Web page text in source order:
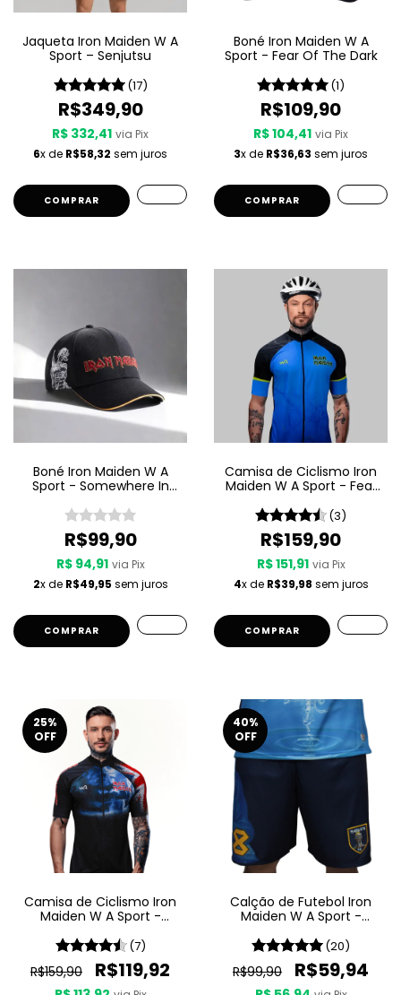
Jaqueta Iron Maiden W A
Sport – Senjutsu
(17)
R$349,90
R$ 332,41 via Pix
6x de R$58,32 sem juros
COMPRAR
Boné Iron Maiden W A
Sport - Fear Of The Dark
(1)
R$109,90
R$ 104,41 via Pix
3x de R$36,63 sem juros
Boné Iron Maiden W A
Sport - Somewhere In
R$99,90
R$ 94,91 via Pix
2x de R$49,95 sem juros
Camisa de Ciclismo Iron
Maiden W A Sport - Fear
(3)
R$159,90
R$ 151,91 via Pix
4x de R$39,98 sem juros
COMPRAR
25%
OFF
Camisa de Ciclismo Iron
Maiden W A Sport -
(7)
R$159,90 R$119,92
40%
OFF
Calção de Futebol Iron
Maiden W A Sport -
Son
(20)
R$99,90 R$59,94